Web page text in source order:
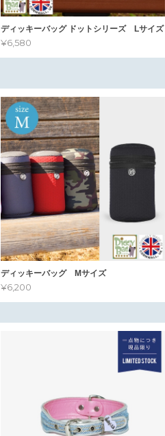
ディッキーバッグ ドットシリーズ Lサイズ
¥6,580
ディッキーバッグ Mサイズ
¥6,200